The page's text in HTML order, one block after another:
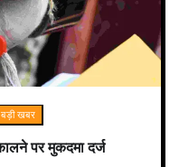
बड़ी खबर
पर मुकदमा दर्ज